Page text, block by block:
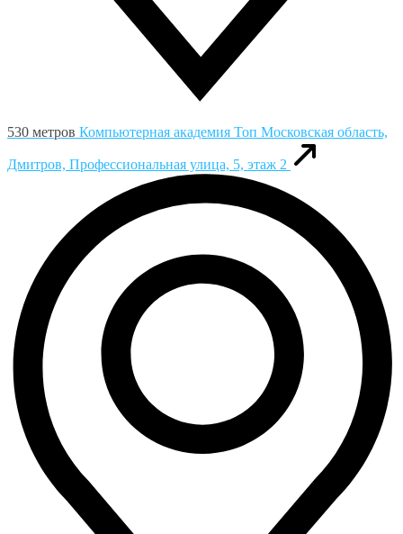
530 метров Компьютерная академия Toп Московская область,
Дмитров, Профессиональная улица, 5, этаж 2